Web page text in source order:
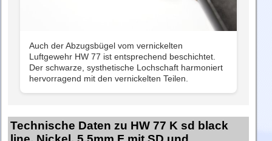
Auch der Abzugsbügel vom vernickelten
Luftgewehr HW 77 ist entsprechend beschichtet.
Der schwarze, systhetische Lochschaft harmoniert
hervorragend mit den vernickelten Teilen.
Technische Daten zu HW 77 K sd black